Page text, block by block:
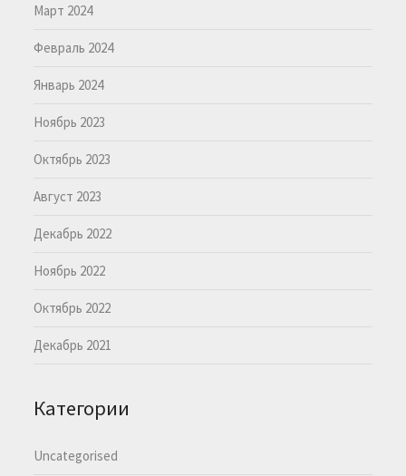
Март 2024
Февраль 2024
Январь 2024
Ноябрь 2023
Октябрь 2023
Август 2023
Декабрь 2022
Ноябрь 2022
Октябрь 2022
Декабрь 2021
Категории
Uncategorised